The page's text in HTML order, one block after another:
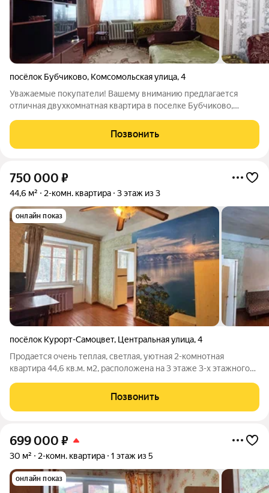
посёлок Бубчиково, Комсомольская улица,4
Уважаемые покупатели! Вашему вниманию предлагается
отличная двухкомнатная квартира в поселке Бубчиково,
двухэтажного дома. Планировка: - зал - спальная кухня санузел
раздельный - прихожая -
Позвонить
750 000 ₽
44,6 м² 2-комн. квартира 3 этаж из 3
онлайн показ
посёлок Курорт-Самоцвет, Центральная улица,4
Продается очень теплая, светлая, уютная 2-комнотная
квартира 44,6 кв.м. м2, расположена на 3 этаже 3-х этажного
Свердловской области «Курорт-Самоцвет», поселок развитый,
имеется вся необходимая
Позвонить
699 000 ₽
30 м² 2-комн. квартира 1 этаж из 5
онлайн показ